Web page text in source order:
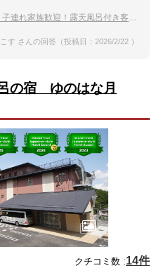
族歓迎！露天風呂付き客室がある宿のおすすめは？
す さんの回答（投稿日：2026/2/22 ）
の宿 ゆのはな月
クチコミ数 :14件